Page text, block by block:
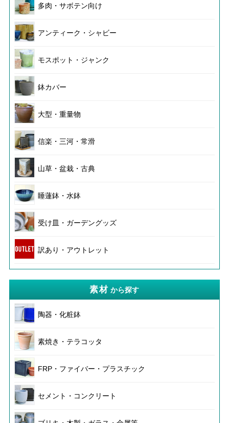
多肉・サボテン向け
アンティーク・シャビー
モスポット・ジャンク
鉢カバー
大型・重量物
信楽・三河・常滑
山草・盆栽・古典
睡蓮鉢・水鉢
受け皿・ガーデングッズ
訳あり・アウトレット
素材 から探す
陶器・化粧鉢
素焼き・テラコッタ
FRP・ファイバー・プラスチック
セメント・コンクリート